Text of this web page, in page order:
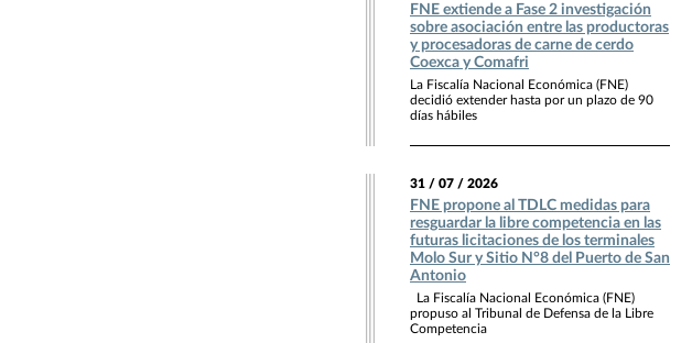
FNE extiende a Fase 2 investigación
sobre asociación entre las productoras
y procesadoras de carne de cerdo
Coexca y Comafri
La Fiscalía Nacional Económica (FNE)
decidió extender hasta por un plazo de 90
días hábiles
31 / 07 / 2026
FNE propone al TDLC medidas para
resguardar la libre competencia en las
futuras licitaciones de los terminales
Molo Sur y Sitio N°8 del Puerto de San
Antonio
La Fiscalía Nacional Económica (FNE)
propuso al Tribunal de Defensa de la Libre
Competencia